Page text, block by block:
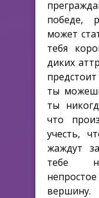
победе,
может
тебя
диких
ты
ты
что
учесть,
жаждут
тебе
вершину.